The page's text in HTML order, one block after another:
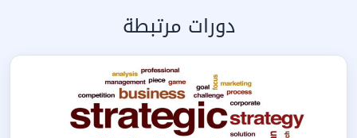
دورات مرتبطة